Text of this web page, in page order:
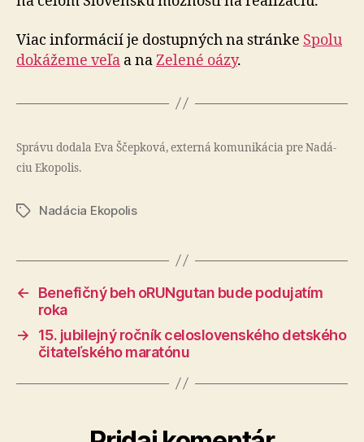
Viac informácií je dostupných na stránke Spolu
dokážeme veľa a naZelené oázy.
Správu dodala Eva Ščepková, externá ko­mu­ni­ká­cia pre Na­dá­
ciu Eko­po­lis.
ZnačkyNadácia Ekopolis
←
Benefičný beh oRUNgutan bude podujatím
roka
→
15. jubilejný ročník celoslovenského detského
čitateľského maratónu